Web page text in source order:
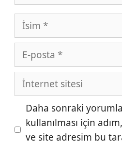
İsim
posta
İnternet
sitesi
Daha sonraki
kullanılması için
ve site adresim bu